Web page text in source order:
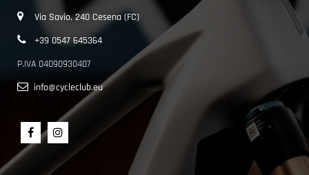
Via Savio, 240 Cesena (FC)
+39 0547 645364
P.IVA 04090930407
info@cycleclub.eu